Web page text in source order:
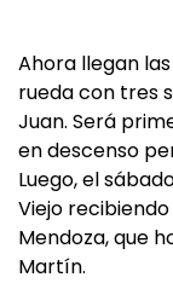
Ahora llegan
rueda con tres
Juan. Será
en descenso
Luego, el
Viejo
Mendoza, que
Martín.